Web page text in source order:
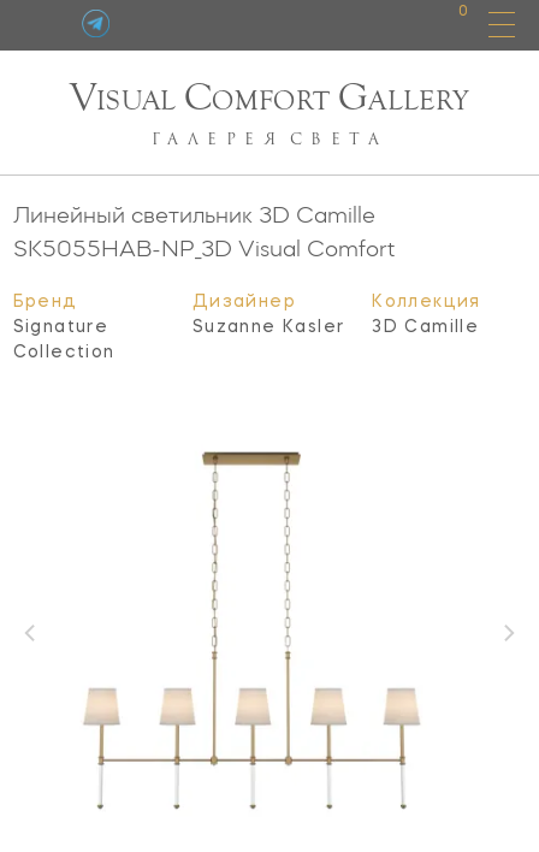
0
VISUAL COMFORT GALLERY
ГАЛЕРЕЯ СВЕТА
Линейный светильник 3D Camille
SK5055HAB-NP_3D Visual Comfort
Бренд
Signature
Collection
Дизайнер
Suzanne Kasler
Коллекция
3D Camille